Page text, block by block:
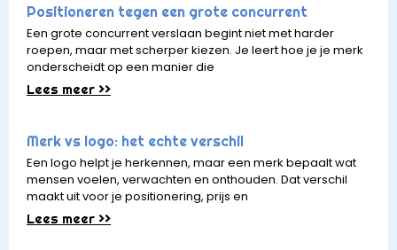
Positioneren tegen een grote concurrent
Een grote concurrent verslaan begint niet met harder
roepen, maar met scherper kiezen. Je leert hoe je je merk
onderscheidt op een manier die
Lees meer >>
Merk vs logo: het echte verschil
Een logo helpt je herkennen, maar een merk bepaalt wat
mensen voelen, verwachten en onthouden. Dat verschil
maakt uit voor je positionering, prijs en
Lees meer >>